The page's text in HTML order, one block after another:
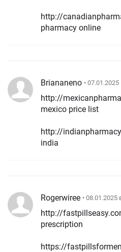
http://
pharmacy online
Briananeno •
http://
mexico price list
http://
india
Rogerwiree • 08.01.2025
http://
prescription
https://